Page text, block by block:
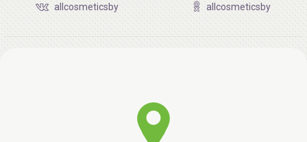
allcosmeticsby allcosmeticsby